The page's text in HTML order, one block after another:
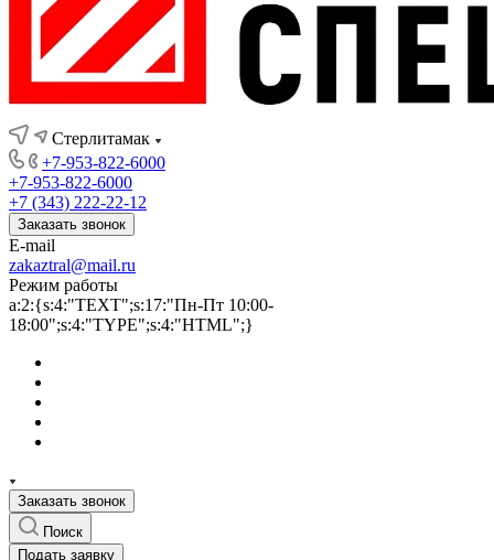
Стерлитамак
+7-953-822-6000
+7-953-822-6000
+7 (343) 222-22-12
Заказать звонок
E-mail
zakaztral@mail.ru
Режим работы
a:2:{s:4:"TEXT";s:17:"Пн-Пт 10:00-
18:00";s:4:"TYPE";s:4:"HTML";}
Заказать звонок
Поиск
Подать заявку